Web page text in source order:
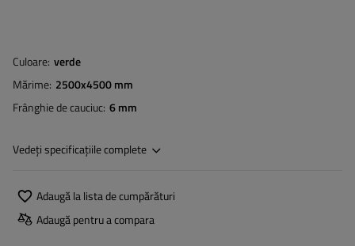
Culoare verde
Mărime 2500x4500 mm
Frânghie de cauciuc 6 mm
Vedeți specificațiile complete
Adaugă la lista de cumpărături
Adaugă pentru a compara